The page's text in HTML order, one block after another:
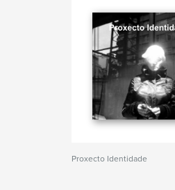
Proxecto Identidade